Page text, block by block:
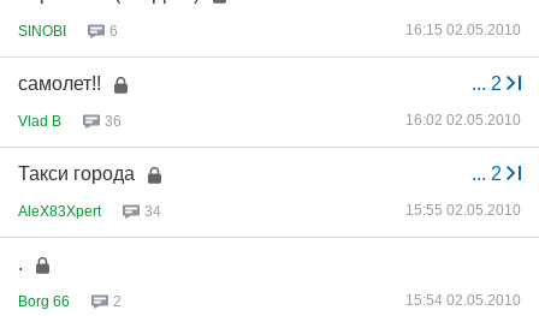
SINOBI 6 16:15 02.05.2010
... 2
самолет!!
Vlad B 36 16:02 02.05.2010
... 2
Такси города
AleX83Xpert 34 15:55 02.05.2010
.
Borg 66 2 15:54 02.05.2010